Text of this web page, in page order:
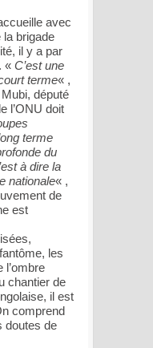
avec
la brigade
il y a par
« C’est une
terme« ,
député
l’ONU doit
terme
du
à dire la
nationale« ,
de
est
les
l’ombre
chantier de
il est
comprend
doutes de